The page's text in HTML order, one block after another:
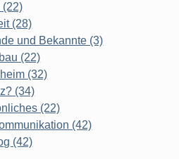
(22)
(28)
und Bekannte (3)
(22)
(32)
(34)
(22)
(42)
(42)